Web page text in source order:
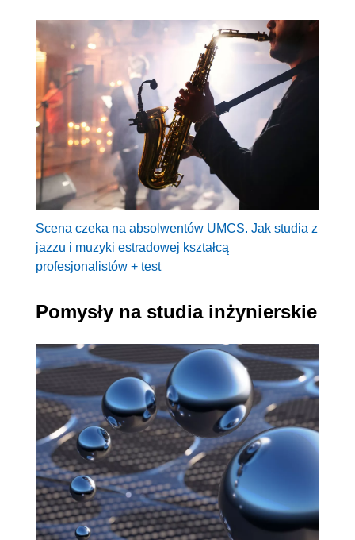
Scena czeka na absolwentów UMCS. Jak studia z
jazzu i muzyki estradowej kształcą
profesjonalistów + test
Pomysły na studia inżynierskie